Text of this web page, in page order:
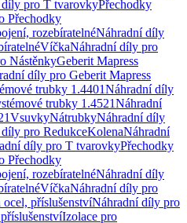
pro T tvarovkyPřechodky
Přechodky
rozebíratelnéNáhradní díly
VíčkaNáhradní díly pro
NástěnkyGeberit Mapress
díly pro Geberit Mapress
trubky 1.4401Náhradní díly
trubky 1.4521Náhradní
VsuvkyNátrubkyNáhradní díly
pro RedukceKolenaNáhradní
díly pro T tvarovkyPřechodky
Přechodky
rozebíratelnéNáhradní díly
VíčkaNáhradní díly pro
ocel, příslušenstvíNáhradní díly pro
Izolace pro